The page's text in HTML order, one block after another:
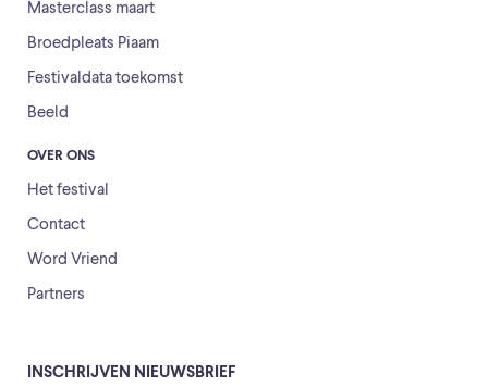
Masterclass maart
Broedpleats Piaam
Festivaldata toekomst
Beeld
OVER ONS
Het festival
Contact
Word Vriend
Partners
INSCHRIJVEN NIEUWSBRIEF